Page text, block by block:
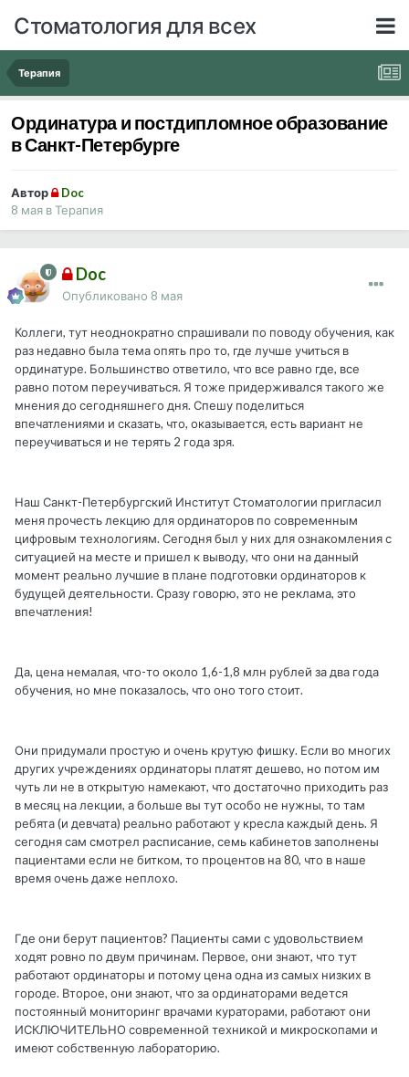
Стоматология для всех
Терапия
Ординатура и постдипломное образование
в Санкт-Петербурге
Автор
Doc
8 мая вТерапия
Doc
Опубликовано 8 мая
Коллеги, тут неоднократно спрашивали по поводу обучения, как
раз недавно была тема опять про то, где лучше учиться в
ординатуре. Большинство ответило, что все равно где, все
равно потом переучиваться. Я тоже придерживался такого же
мнения до сегодняшнего дня. Спешу поделиться
впечатлениями и сказать, что, оказывается, есть вариант не
переучиваться и не терять 2 года зря.
Наш Санкт-Петербургский Институт Стоматологии пригласил
меня прочесть лекцию для ординаторов по современным
цифровым технологиям. Сегодня был у них для ознакомления с
ситуацией на месте и пришел к выводу, что они на данный
момент реально лучшие в плане подготовки ординаторов к
будущей деятельности. Сразу говорю, это не реклама, это
впечатления!
Да, цена немалая, что-то около 1,6-1,8 млн рублей за два года
обучения, но мне показалось, что оно того стоит.
Они придумали простую и очень крутую фишку. Если во многих
других учреждениях ординаторы платят дешево, но потом им
чуть ли не в открытую намекают, что достаточно приходить раз
в месяц на лекции, а больше вы тут особо не нужны, то там
ребята (и девчата) реально работают у кресла каждый день. Я
сегодня сам смотрел расписание, семь кабинетов заполнены
пациентами если не битком, то процентов на 80, что в наше
время очень даже неплохо.
Где они берут пациентов? Пациенты сами с удовольствием
ходят ровно по двум причинам. Первое, они знают, что тут
работают ординаторы и потому цена одна из самых низких в
городе. Второе, они знают, что за ординаторами ведется
постоянный мониторинг врачами кураторами, работают они
ИСКЛЮЧИТЕЛЬНО современной техникой и микроскопами и
имеют собственную лабораторию.